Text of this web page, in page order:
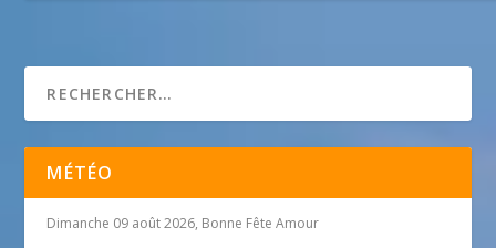
MÉTÉO
Dimanche 09 août 2026, Bonne Fête Amour